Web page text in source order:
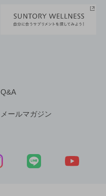
Q&A
メールマガジン